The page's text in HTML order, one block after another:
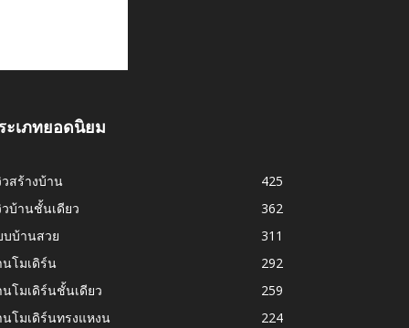
ะเภทยอดนิยม
สร้างบ้าน
425
บ้านชั้นเดียว
362
บบ้านสวย
311
โมเดิร์น
292
โมเดิร์นชั้นเดียว
259
โมเดิร์นทรงแหงน
224